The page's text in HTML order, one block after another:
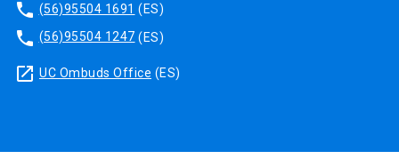
phone (56)95504 1691 (ES)
phone (56)95504 1247 (ES)
launch UC Ombuds Office (ES)